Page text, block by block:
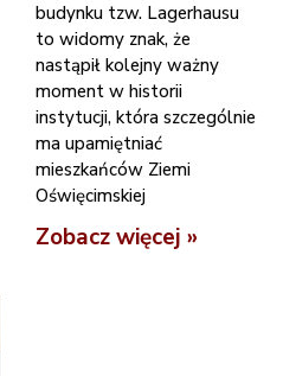
budynku tzw. Lagerhausu
to widomy znak, że
nastąpił kolejny ważny
moment w historii
instytucji, która szczególnie
ma upamiętniać
mieszkańców Ziemi
Oświęcimskiej
Zobacz więcej »